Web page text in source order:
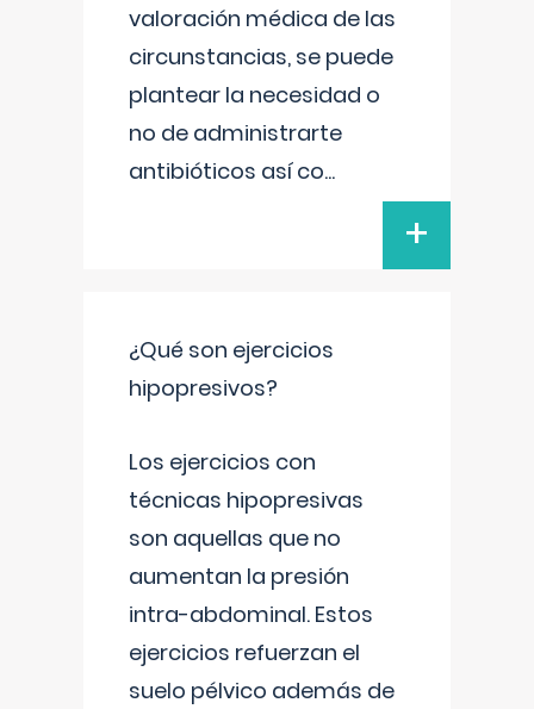
valoración médica de las
circunstancias, se puede
plantear la necesidad o
no de administrarte
antibióticos así co...
+
¿Qué son ejercicios
hipopresivos?
Los ejercicios con
técnicas hipopresivas
son aquellas que no
aumentan la presión
intra-abdominal. Estos
ejercicios refuerzan el
suelo pélvico además de